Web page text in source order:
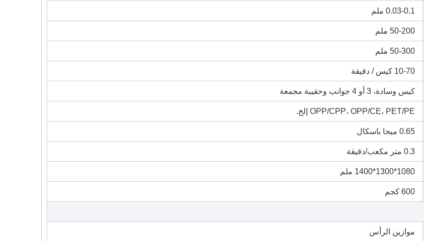
0.03-0.1 ملم
50-200 ملم
50-300 ملم
10-70 كيس / دقيقة
كيس وسادة، 3 أو 4 جوانب وحقيبة مجمعة
OPP/CPP، OPP/CE، PET/PE إلخ.
0.65 ميجا باسكال
0.3 متر مكعب/دقيقة
1080*1300*1400 ملم
600 كجم
موازين الرأس